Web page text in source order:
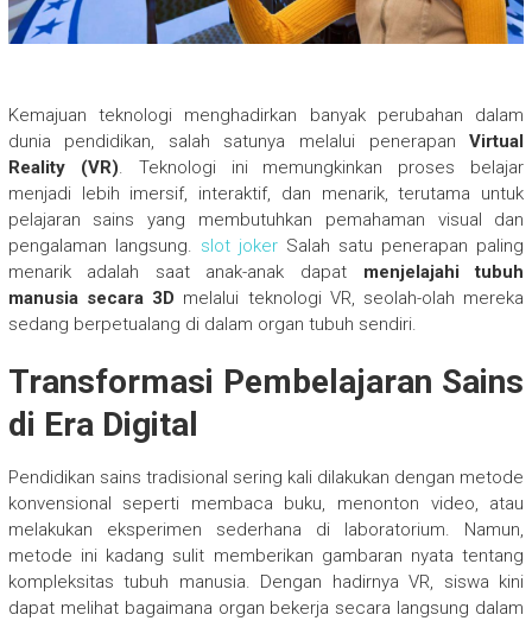
Kemajuan teknologi menghadirkan banyak perubahan dalam
dunia pendidikan, salah satunya melalui penerapanVirtual
Reality (VR). Teknologi ini memungkinkan proses belajar
menjadi lebih imersif, interaktif, dan menarik, terutama untuk
pelajaran sains yang membutuhkan pemahaman visual dan
pengalaman langsung. slot jokerSalah satu penerapan paling
menarik adalah saat anak-anak dapat menjelajahi tubuh
manusia secara 3D melalui teknologi VR, seolah-olah mereka
sedang berpetualang di dalam organ tubuh sendiri.
Transformasi Pembelajaran Sains
di Era Digital
Pendidikan sains tradisional sering kali dilakukan dengan metode
konvensional seperti membaca buku, menonton video, atau
melakukan eksperimen sederhana di laboratorium. Namun,
metode ini kadang sulit memberikan gambaran nyata tentang
kompleksitas tubuh manusia. Dengan hadirnya VR, siswa kini
dapat melihat bagaimana organ bekerja secara langsung dalam